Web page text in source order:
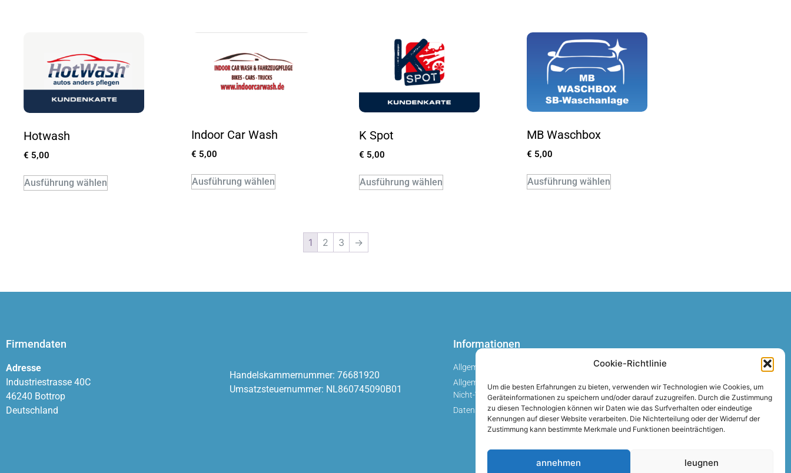
Cookie-Richtlinie
Um die besten Erfahrungen zu bieten, verwenden wir Technologien wie Cookies, um
Geräteinformationen zu speichern und/oder darauf zuzugreifen. Durch die Zustimmung
zu diesen Technologien können wir Daten wie das Surfverhalten oder eindeutige
Kennungen auf dieser Website verarbeiten. Die Nichterteilung oder der Widerruf der
Zustimmung kann bestimmte Merkmale und Funktionen beeinträchtigen.
annehmen leugnen
Hotwash
€ 5,00
Ausführung wählen
Indoor Car Wash
€ 5,00
Ausführung wählen
K Spot
€ 5,00
Ausführung wählen
MB Waschbox
€ 5,00
Ausführung wählen
1 2 3 →
Firmendaten
Adresse
Industriestrasse 40C
46240 Bottrop
Deutschland
Handelskammernummer: 76681920
Umsatzsteuernummer: NL860745090B01
Informationen
Allgemeine Geschäftsbedingungen
Allgemeine Geschäftsbedingungen für die Lieferung an
Nicht-Verbraucher
Datenschutzrichtlinie